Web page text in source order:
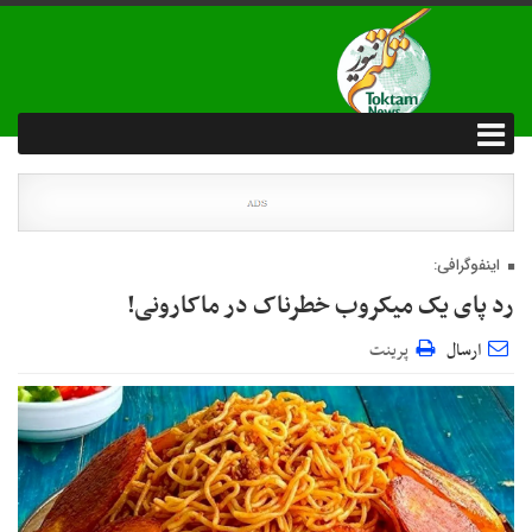
اینفوگرافی:
رد پای یک میکروب خطرناک در ماکارونی!
ارسال پرینت